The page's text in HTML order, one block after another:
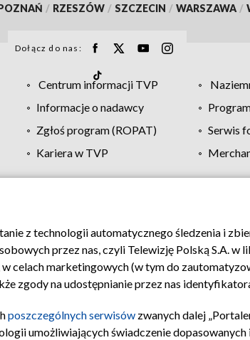
/ RZESZÓW / SZCZECIN / WARSZAWA /
Dołącz do nas:
Centrum informacji TVP
Informacje o nadawcy
Zgłoś program (ROPAT)
Serwis
Kariera w TVP
Moje zgody Pomoc Biuro
z technologii automatycznego śledzenia i
przez nas, czyli Telewizję Polską S.A. w
w celach marketingowych (w tym do
zgody na udostępnianie przez nas
poszczególnych serwisów zwanych dalej
umożliwiających świadczenie dopasowanych